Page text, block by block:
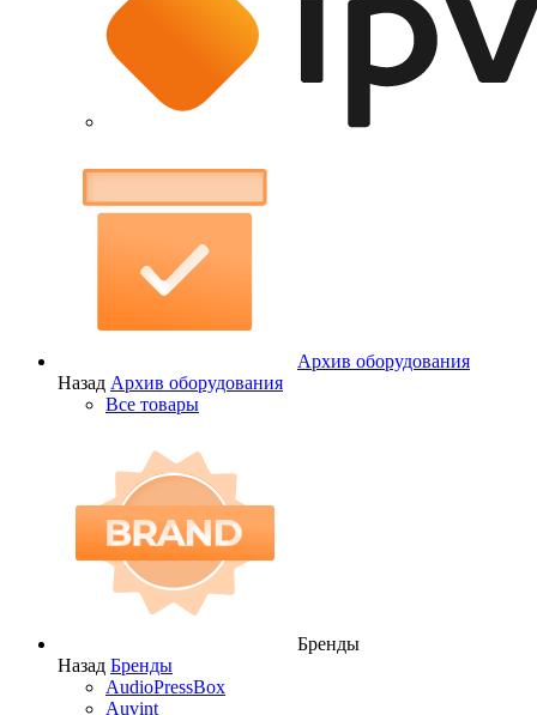
Архив оборудования
Назад Архив оборудования
Все товары
Бренды
Назад Бренды
AudioPressBox
Auvint